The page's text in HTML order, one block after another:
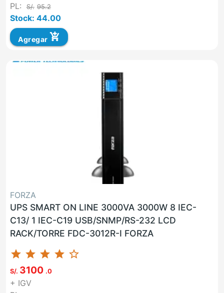
PL:
S/. 95.2
Stock: 44.00
Agregar add_shopping_cart
FORZA
UPS SMART ON LINE 3000VA 3000W 8 IEC-
C13/ 1 IEC-C19 USB/SNMP/RS-232 LCD
RACK/TORRE FDC-3012R-I FORZA
star star star star star_border
S/. 3100 .0
+ IGV